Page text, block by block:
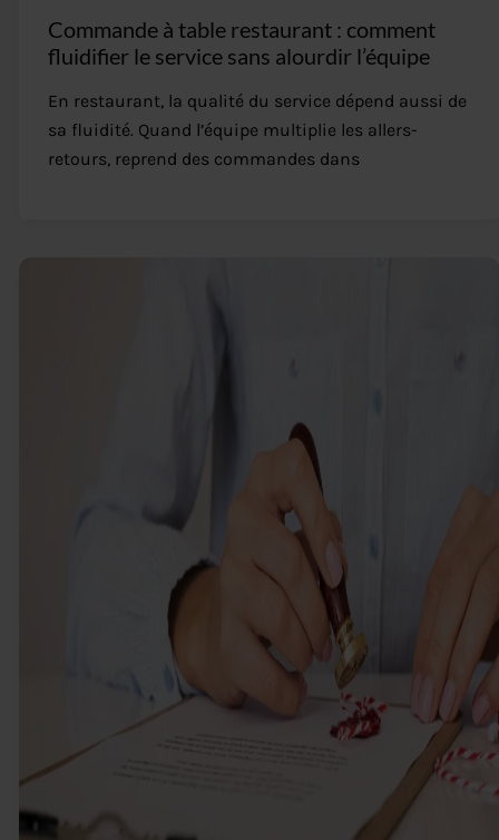
Commande à table restaurant : comment
fluidifier le service sans alourdir l’équipe
En restaurant, la qualité du service dépend aussi de
sa fluidité. Quand l’équipe multiplie les allers-
retours, reprend des commandes dans